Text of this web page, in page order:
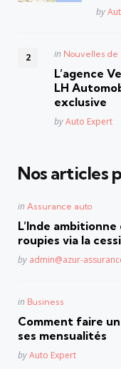
by
Posted
in Nouvelles de
L’agence
LH
exclusive
Posted
byAuto Expert
Nos articles
Posted
in Assurance auto
L’Inde ambitionne
roupies via la
Posted
by admin@azur-
Posted
in Business
Comment faire
ses mensualités
Posted
byAuto Expert